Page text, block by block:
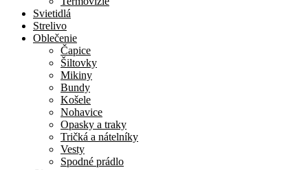
Svietidlá
Strelivo
Oblečenie
Čapice
Šiltovky
Mikiny
Bundy
Košele
Nohavice
Opasky a traky
Tričká a nátelníky
Vesty
Spodné prádlo